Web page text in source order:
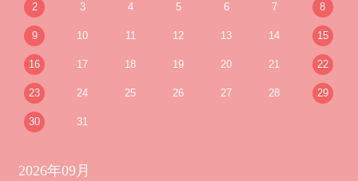
2 3 4 5 6 7 8
9 10 11 12 13 14 15
16 17 18 19 20 21 22
23 24 25 26 27 28 29
30 31
2026年09月